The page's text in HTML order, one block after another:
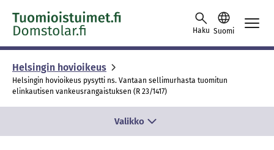
Skip to content -saavutettavuusohje
Haku Suomi
Helsingin hovioikeus
Helsingin hovioikeus pysytti ns. Vantaan sellimurhasta tuomitun
elinkautisen vankeusrangaistuksen (R 23/1417)
Valikko